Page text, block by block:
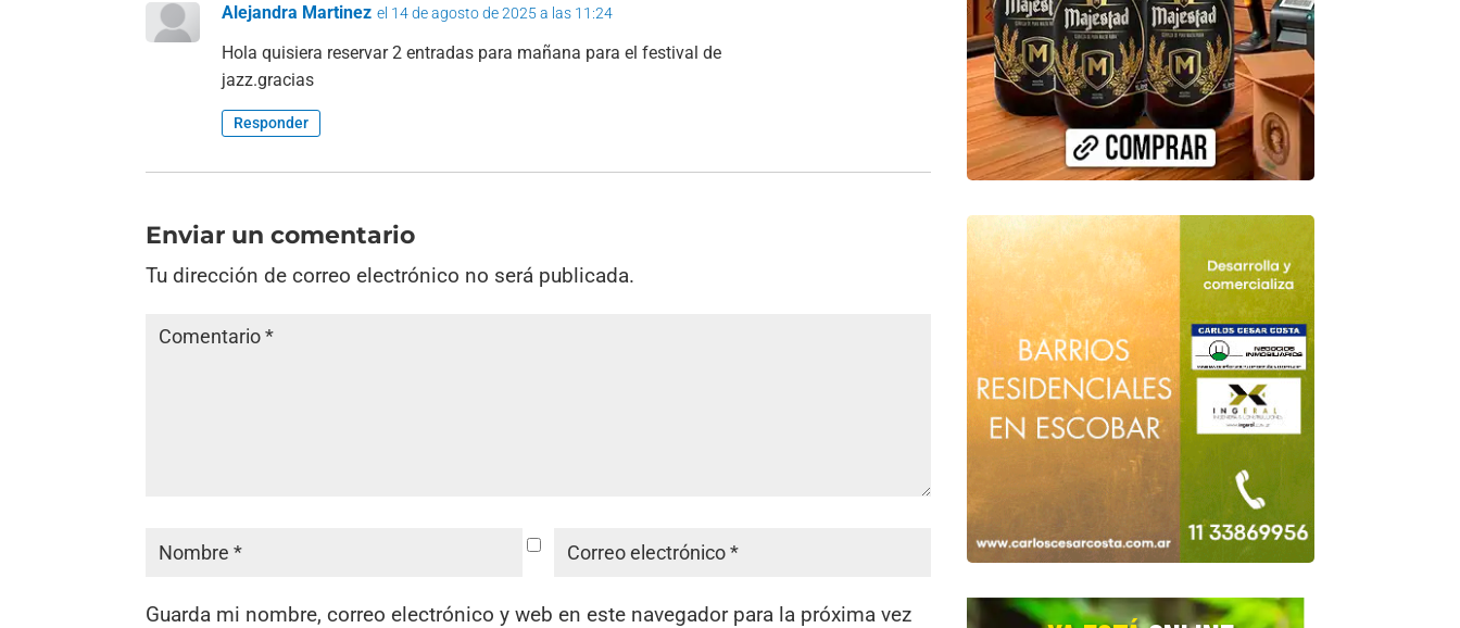
Alejandra Martinez el 14 de agosto de 2025 a las 11:24
Hola quisiera reservar 2 entradas para mañana para el festival de
jazz.gracias
Responder
Enviar un comentario
Tu dirección de correo electrónico no será publicada.
Guarda mi nombre, correo electrónico y web en este navegador para la próxima vez